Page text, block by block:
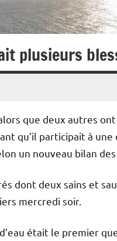
plusieurs
que deux autres
qu’il participait à
un nouveau bilan des
dont deux sains et
mercredi soir.
était le premier